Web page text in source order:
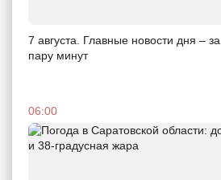
7 августа. Главные новости дня – за
пару минут
06:00